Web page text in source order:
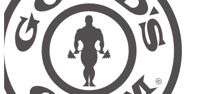
スクール
STUDIO スタジオ
JOIN ご入会について
NEWS ニュース
SHOPオンラインストア